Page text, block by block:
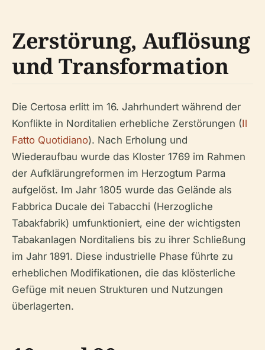
Zerstörung, Auflösung
und Transformation
Die Certosa erlitt im 16. Jahrhundert während der
Konflikte in Norditalien erhebliche Zerstörungen (Il
Fatto Quotidiano). Nach Erholung und
Wiederaufbau wurde das Kloster 1769 im Rahmen
der Aufklärungreformen im Herzogtum Parma
aufgelöst. Im Jahr 1805 wurde das Gelände als
Fabbrica Ducale dei Tabacchi (Herzogliche
Tabakfabrik) umfunktioniert, eine der wichtigsten
Tabakanlagen Norditaliens bis zu ihrer Schließung
im Jahr 1891. Diese industrielle Phase führte zu
erheblichen Modifikationen, die das klösterliche
Gefüge mit neuen Strukturen und Nutzungen
überlagerten.